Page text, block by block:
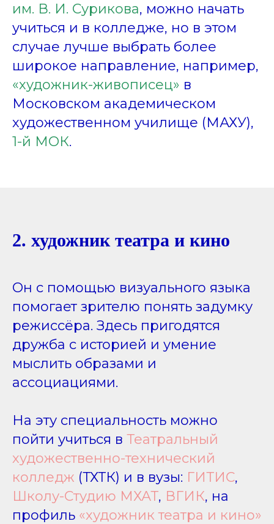
им. В. И. Сурикова, можно начать
учиться и в колледже, но в этом
случае лучше выбрать более
широкое направление, например,
«художник-живописец» в
Московском академическом
художественном училище (МАХУ),
1-й МОК.
2. художник театра и кино
Он с помощью визуального языка
помогает зрителю понять задумку
режиссёра. Здесь пригодятся
дружба с историей и умение
мыслить образами и
ассоциациями.
На эту специальность можно
пойти учиться в Театральный
художественно-технический
колледж (ТХТК) и в вузы: ГИТИС,
Школу-Студию МХАТ, ВГИК, на
профиль «художник театра и кино»